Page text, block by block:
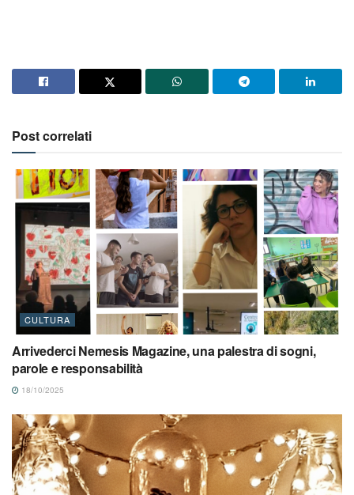
Post correlati
CULTURA
Arrivederci Nemesis Magazine, una palestra di sogni,
parole e responsabilità
18/10/2025